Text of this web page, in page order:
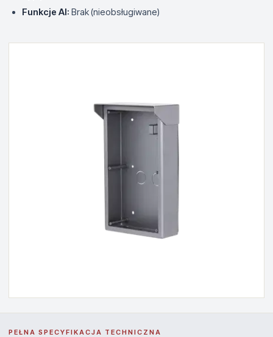
Funkcje AI: Brak (nieobsługiwane)
PEŁNA SPECYFIKACJA TECHNICZNA